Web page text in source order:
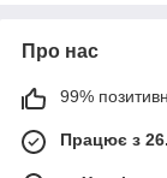
в Харкові, то
відрізняються
Про нас
99%
Працює з